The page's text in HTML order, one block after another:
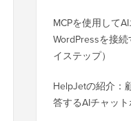
MCPを使用して
WordPressを接
イステップ）
HelpJetの紹介：
答するAIチャット